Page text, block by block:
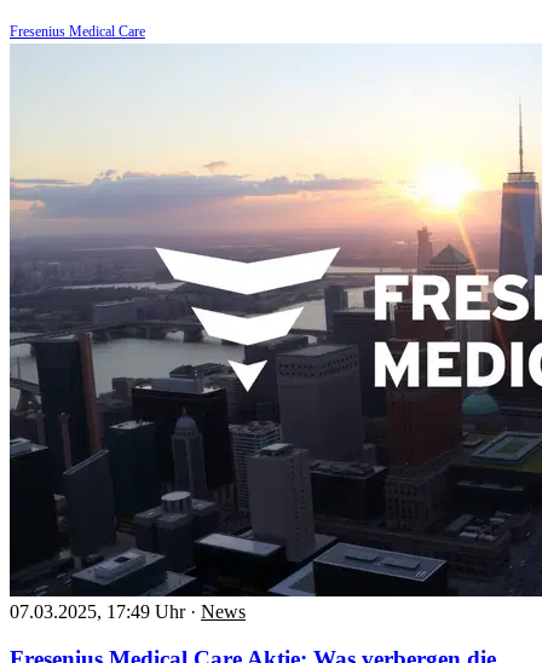
Fresenius Medical Care
07.03.2025, 17:49 Uhr · News